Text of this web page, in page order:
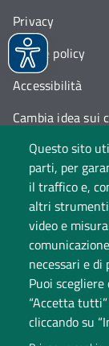
Questo sito
parti, per
il traffico e,
altri
video e
necessari e di
Puoi
“Accetta
cliccando su
Università
Sede legale:
Privacy
Cookie policy
Accessibilità
Cambia idea sui
Dati di